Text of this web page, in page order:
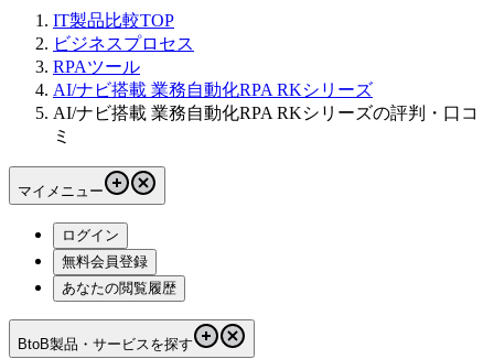
IT製品比較TOP
ビジネスプロセス
RPAツール
AI/ナビ搭載 業務自動化RPA RKシリーズ
AI/ナビ搭載 業務自動化RPA RKシリーズの評判・口コ
ミ
マイメニュー
ログイン
無料会員登録
あなたの閲覧履歴
BtoB製品・サービスを探す